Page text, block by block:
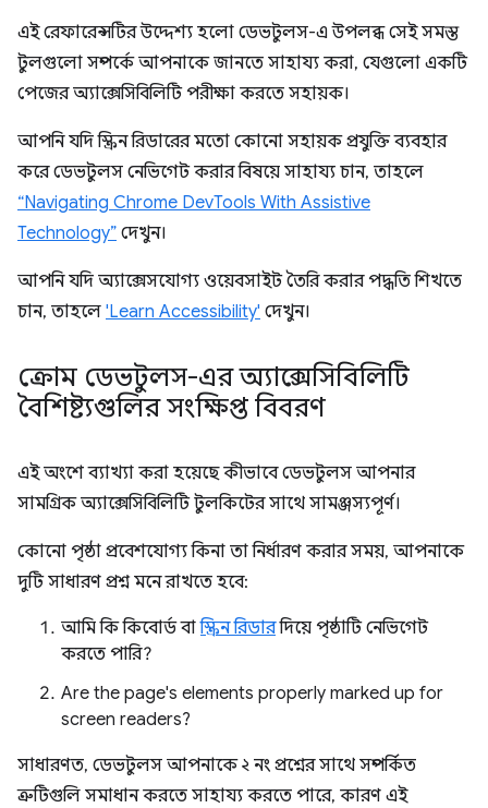
এই রেফারেন্সটির উদ্দেশ্য হলো ডেভটুলস-এ উপলব্ধ সেই সমস্ত
টুলগুলো সম্পর্কে আপনাকে জানতে সাহায্য করা, যেগুলো একটি
পেজের অ্যাক্সেসিবিলিটি পরীক্ষা করতে সহায়ক।
আপনি যদি স্ক্রিন রিডারের মতো কোনো সহায়ক প্রযুক্তি ব্যবহার
করে ডেভটুলস নেভিগেট করার বিষয়ে সাহায্য চান, তাহলে
“Navigating Chrome DevTools With Assistive
Technology” দেখুন।
আপনি যদি অ্যাক্সেসযোগ্য ওয়েবসাইট তৈরি করার পদ্ধতি শিখতে
চান, তাহলে 'Learn Accessibility' দেখুন।
ক্রোম ডেভটুলস-এর অ্যাক্সেসিবিলিটি
বৈশিষ্ট্যগুলির সংক্ষিপ্ত বিবরণ
এই অংশে ব্যাখ্যা করা হয়েছে কীভাবে ডেভটুলস আপনার
সামগ্রিক অ্যাক্সেসিবিলিটি টুলকিটের সাথে সামঞ্জস্যপূর্ণ।
কোনো পৃষ্ঠা প্রবেশযোগ্য কিনা তা নির্ধারণ করার সময়, আপনাকে
দুটি সাধারণ প্রশ্ন মনে রাখতে হবে:
আমি কি কিবোর্ড বাস্ক্রিন রিডারদিয়ে পৃষ্ঠাটি নেভিগেট
করতে পারি?
Are the page's elements properly marked up for
screen readers?
সাধারণত, ডেভটুলস আপনাকে ২ নং প্রশ্নের সাথে সম্পর্কিত
ত্রুটিগুলি সমাধান করতে সাহায্য করতে পারে, কারণ এই